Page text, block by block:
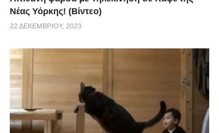
Νέας Υόρκης! (Βίντεο)
22 ΔΕΚΕΜΒΡΊΟΥ, 2023